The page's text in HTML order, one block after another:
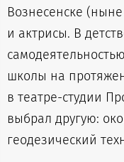
Вознесенске
и актрисы. В
школы на
в театре-студии
выбрал другую:
геодезический